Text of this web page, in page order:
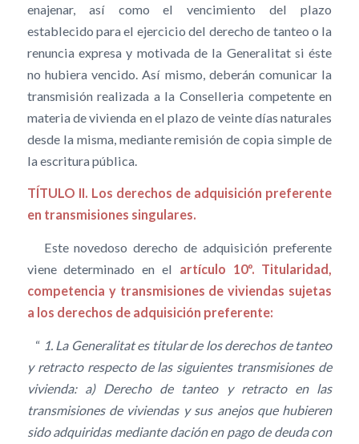
enajenar, así como el vencimiento del plazo
establecido para el ejercicio del derecho de tanteo o la
renuncia expresa y motivada de la Generalitat si éste
no hubiera vencido. Así mismo, deberán comunicar la
transmisión realizada a la Conselleria competente en
materia de vivienda en el plazo de veinte días naturales
desde la misma, mediante remisión de copia simple de
la escritura pública.
TÍTULO II. Los derechos de adquisición preferente
en transmisiones singulares.
Este novedoso derecho de adquisición preferente
viene determinado en el artículo 10º. Titularidad,
competencia y transmisiones de viviendas sujetas
a los derechos de adquisición preferente:
“ 1. La Generalitat es titular de los derechos de tanteo
y retracto respecto de las siguientes transmisiones de
vivienda: a) Derecho de tanteo y retracto en las
transmisiones de viviendas y sus anejos que hubieren
sido adquiridas mediante dación en pago de deuda con